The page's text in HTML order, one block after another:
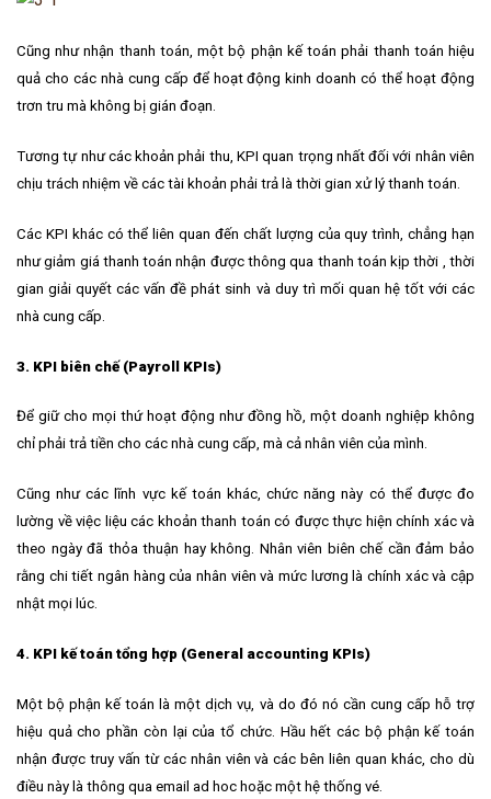
Cũng như nhận thanh toán, một bộ phận kế toán phải thanh toán hiệu
quả cho các nhà cung cấp để hoạt động kinh doanh có thể hoạt động
trơn tru mà không bị gián đoạn.
Tương tự như các khoản phải thu, KPI quan trọng nhất đối với nhân viên
chịu trách nhiệm về các tài khoản phải trả là thời gian xử lý thanh toán.
Các KPI khác có thể liên quan đến chất lượng của quy trình, chẳng hạn
nhưgiảm giá thanh toán nhận được thông qua thanh toán kịp thời , thời
gian giải quyết các vấn đề phát sinh và duy trì mối quan hệ tốt với các
nhà cung cấp.
3. KPI biên chế (Payroll KPIs)
Để giữ cho mọi thứ hoạt động như đồng hồ, một doanh nghiệp không
chỉ phải trả tiền cho các nhà cung cấp, mà cả nhân viên của mình.
Cũng như các lĩnh vực kế toán khác, chức năng này có thể được đo
lường về việc liệu các khoản thanh toán có được thực hiện chính xác và
theo ngày đã thỏa thuận hay không. Nhân viên biên chế cần đảm bảo
rằng chi tiết ngân hàng của nhân viên và mức lương là chính xác và cập
nhật mọi lúc.
4. KPI kế toán tổng hợp (General accounting KPIs)
Một bộ phận kế toán là một dịch vụ, và do đó nó cần cung cấp hỗ trợ
hiệu quả cho phần còn lại của tổ chức. Hầu hết các bộ phận kế toán
nhận được truy vấn từ các nhân viên và các bên liên quan khác, cho dù
điều này là thông qua email ad hoc hoặc một hệ thống vé.